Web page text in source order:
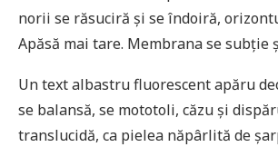
norii se răsuciră și se îndoiră,
Apăsă mai tare. Membrana se subție
Un text albastru fluorescent apăru
se balansă, se mototoli, căzu și
translucidă, ca pielea năpârlită de